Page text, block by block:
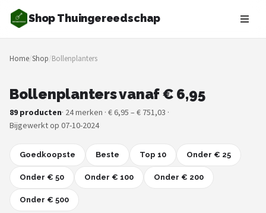
Shop Thuingereedschap
Zoeken
NAVIGATIE
Merken
Blog
Borderplanten
Grasmaaiers
Home/Shop/Bollenplanters
Bollenplanters vanaf € 6,95
89 producten· 24 merken · € 6,95 – € 751,03 ·
Bijgewerkt op 07-10-2024
Goedkoopste Beste Top 10 Onder € 25
Onder € 50 Onder € 100 Onder € 200
Onder € 500